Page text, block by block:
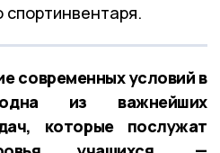
спортинвентаря.
современных условий в
из важнейших
которые послужат